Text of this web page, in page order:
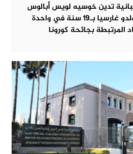
تدين خوسيه لويس أبالوس
بـ24 سنة سجناً وكولدو غارسيا بـ19 سنة في واحدة
المرتبطة بجائحة كورونا